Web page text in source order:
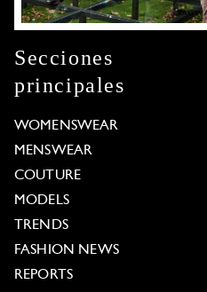
Secciones
principales
WOMENSWEAR
MENSWEAR
COUTURE
MODELS
TRENDS
FASHION NEWS
REPORTS